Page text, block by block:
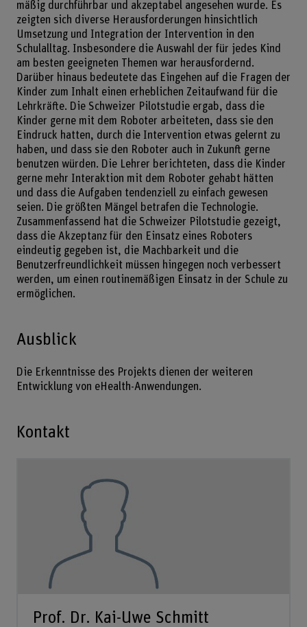
mäßig durchführbar und akzeptabel angesehen wurde. Es
zeigten sich diverse Herausforderungen hinsichtlich
Umsetzung und Integration der Intervention in den
Schulalltag. Insbesondere die Auswahl der für jedes Kind
am besten geeigneten Themen war herausfordernd.
Darüber hinaus bedeutete das Eingehen auf die Fragen der
Kinder zum Inhalt einen erheblichen Zeitaufwand für die
Lehrkräfte. Die Schweizer Pilotstudie ergab, dass die
Kinder gerne mit dem Roboter arbeiteten, dass sie den
Eindruck hatten, durch die Intervention etwas gelernt zu
haben, und dass sie den Roboter auch in Zukunft gerne
benutzen würden. Die Lehrer berichteten, dass die Kinder
gerne mehr Interaktion mit dem Roboter gehabt hätten
und dass die Aufgaben tendenziell zu einfach gewesen
seien. Die größten Mängel betrafen die Technologie.
Zusammenfassend hat die Schweizer Pilotstudie gezeigt,
dass die Akzeptanz für den Einsatz eines Roboters
eindeutig gegeben ist, die Machbarkeit und die
Benutzerfreundlichkeit müssen hingegen noch verbessert
werden, um einen routinemäßigen Einsatz in der Schule zu
ermöglichen.
Ausblick
Die Erkenntnisse des Projekts dienen der weiteren
Entwicklung von eHealth-Anwendungen.
Kontakt
Prof. Dr. Kai-Uwe Schmitt